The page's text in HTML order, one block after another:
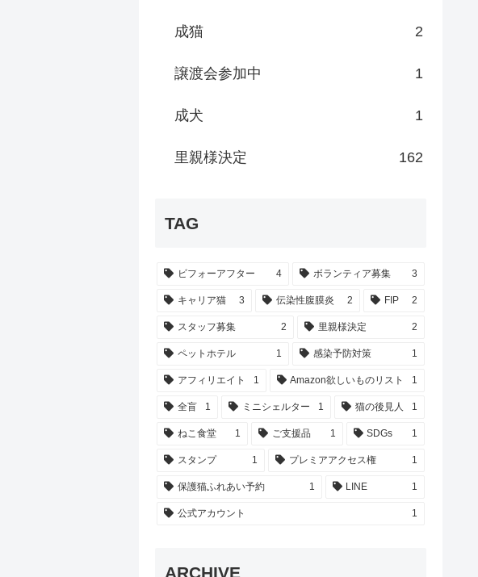
成猫 2
譲渡会参加中 1
成犬 1
里親様決定 162
TAG
ビフォーアフター 4 ボランティア募集 3
キャリア猫 3 伝染性腹膜炎 2 FIP 2
スタッフ募集 2 里親様決定 2
ペットホテル 1 感染予防対策 1
アフィリエイト 1 Amazon欲しいものリスト 1
全盲 1 ミニシェルター 1 猫の後見人 1
ねこ食堂 1 ご支援品 1 SDGs 1
スタンプ 1 プレミアアクセス権 1
保護猫ふれあい予約 1 LINE 1
公式アカウント 1
ARCHIVE